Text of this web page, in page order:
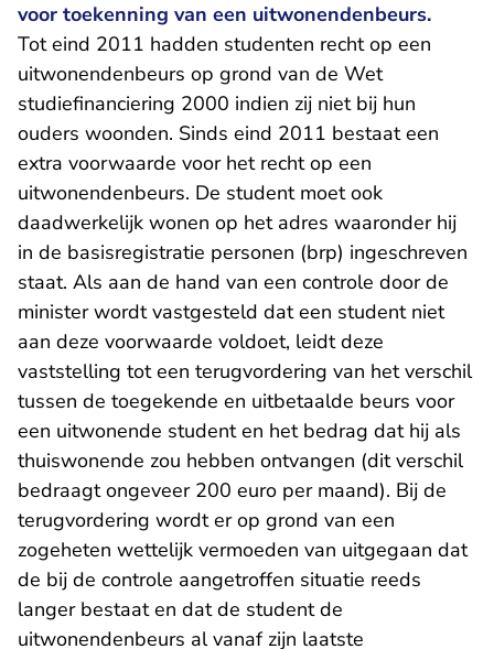
voor toekenning van een uitwonendenbeurs.
Tot eind 2011 hadden studenten recht op een
uitwonendenbeurs op grond van de Wet
studiefinanciering 2000 indien zij niet bij hun
ouders woonden. Sinds eind 2011 bestaat een
extra voorwaarde voor het recht op een
uitwonendenbeurs. De student moet ook
daadwerkelijk wonen op het adres waaronder hij
in de basisregistratie personen (brp) ingeschreven
staat. Als aan de hand van een controle door de
minister wordt vastgesteld dat een student niet
aan deze voorwaarde voldoet, leidt deze
vaststelling tot een terugvordering van het verschil
tussen de toegekende en uitbetaalde beurs voor
een uitwonende student en het bedrag dat hij als
thuiswonende zou hebben ontvangen (dit verschil
bedraagt ongeveer 200 euro per maand). Bij de
terugvordering wordt er op grond van een
zogeheten wettelijk vermoeden van uitgegaan dat
de bij de controle aangetroffen situatie reeds
langer bestaat en dat de student de
uitwonendenbeurs al vanaf zijn laatste